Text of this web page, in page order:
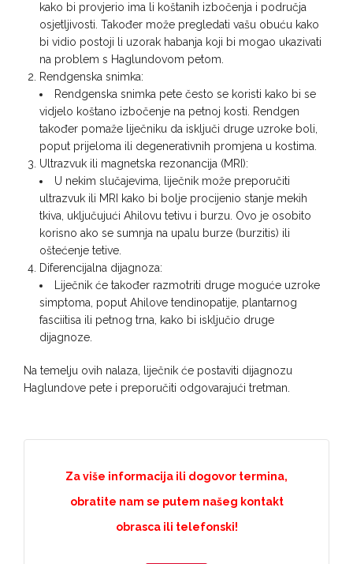
kako bi provjerio ima li koštanih izbočenja i područja
osjetljivosti. Također može pregledati vašu obuću kako
bi vidio postoji li uzorak habanja koji bi mogao ukazivati
na problem s Haglundovom petom.
Rendgenska snimka:
Rendgenska snimka pete često se koristi kako bi se
vidjelo koštano izbočenje na petnoj kosti. Rendgen
također pomaže liječniku da isključi druge uzroke boli,
poput prijeloma ili degenerativnih promjena u kostima.
Ultrazvuk ili magnetska rezonancija (MRI):
U nekim slučajevima, liječnik može preporučiti
ultrazvuk ili MRI kako bi bolje procijenio stanje mekih
tkiva, uključujući Ahilovu tetivu i burzu. Ovo je osobito
korisno ako se sumnja na upalu burze (burzitis) ili
oštećenje tetive.
Diferencijalna dijagnoza:
Liječnik će također razmotriti druge moguće uzroke
simptoma, poput Ahilove tendinopatije, plantarnog
fasciitisa ili petnog trna, kako bi isključio druge
dijagnoze.
Na temelju ovih nalaza, liječnik će postaviti dijagnozu
Haglundove pete i preporučiti odgovarajući tretman.
Za više informacija ili dogovor termina,
obratite nam se putem našeg kontakt
obrasca ili telefonski!